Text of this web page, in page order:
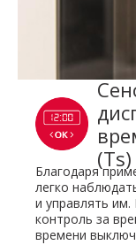
(Ts)
Благодаря
легко
и управлять
контроль за
времени